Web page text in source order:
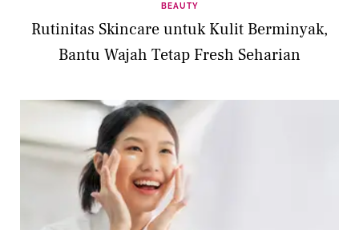
BEAUTY
Rutinitas Skincare untuk Kulit Berminyak,
Bantu Wajah Tetap Fresh Seharian